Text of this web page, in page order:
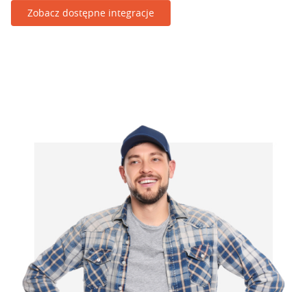
Zobacz dostępne integracje